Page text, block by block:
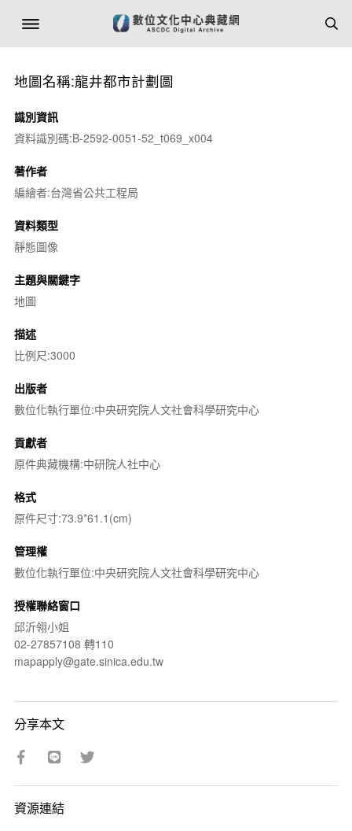
地圖名稱:龍井都市計劃圖
識別資訊
資料識別碼:B-2592-0051-52_t069_x004
著作者
編繪者:台灣省公共工程局
資料類型
靜態圖像
主題與關鍵字
地圖
描述
比例尺:3000
出版者
數位化執行單位:中央研究院人文社會科學研究中心
貢獻者
原件典藏機構:中研院人社中心
格式
原件尺寸:73.9*61.1(cm)
管理權
數位化執行單位:中央研究院人文社會科學研究中心
授權聯絡窗口
邱沂翎小姐
02-27857108 轉110
mapapply@gate.sinica.edu.tw
分享本文
資源連結